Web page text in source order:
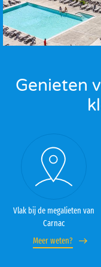
Genieten
Vlak bij de megalieten van
Carnac
Meer weten?